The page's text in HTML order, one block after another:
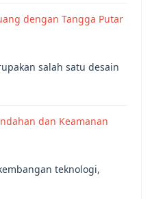
dengan Tangga Putar
salah satu desain
dan Keamanan
teknologi,